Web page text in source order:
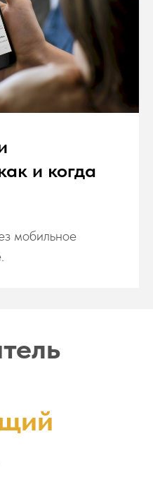
и когда
мобильное